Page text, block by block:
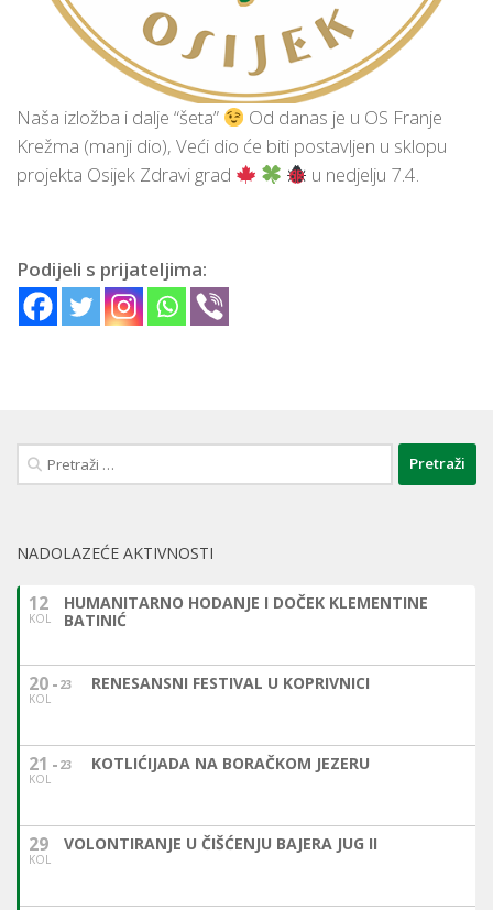
Naša izložba i dalje “šeta”
Od danas je u OS Franje
Krežma (manji dio), Veći dio će biti postavljen u sklopu
projekta Osijek Zdravi grad
u nedjelju 7.4.
Podijeli s prijateljima:
Pretraži:
NADOLAZEĆE AKTIVNOSTI
12
KOL
HUMANITARNO HODANJE I DOČEK KLEMENTINE
BATINIĆ
20
KOL
23 RENESANSNI FESTIVAL U KOPRIVNICI
21
KOL
23 KOTLIĆIJADA NA BORAČKOM JEZERU
29
KOL
VOLONTIRANJE U ČIŠĆENJU BAJERA JUG II